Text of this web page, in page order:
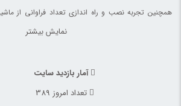
همچنین تجربه نصب و راه اندازی تعداد فراوانی از
چاپخانه های ایران ، افغانستان ، آلمان و کانادا خدمات
نمایش بیشتر
آمار بازدید سایت
تعداد امروز 389